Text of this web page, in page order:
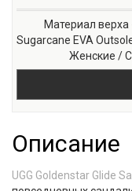
Материал
Sugarcane EVA
Женские /
Описание
UGG Goldenstar Glide